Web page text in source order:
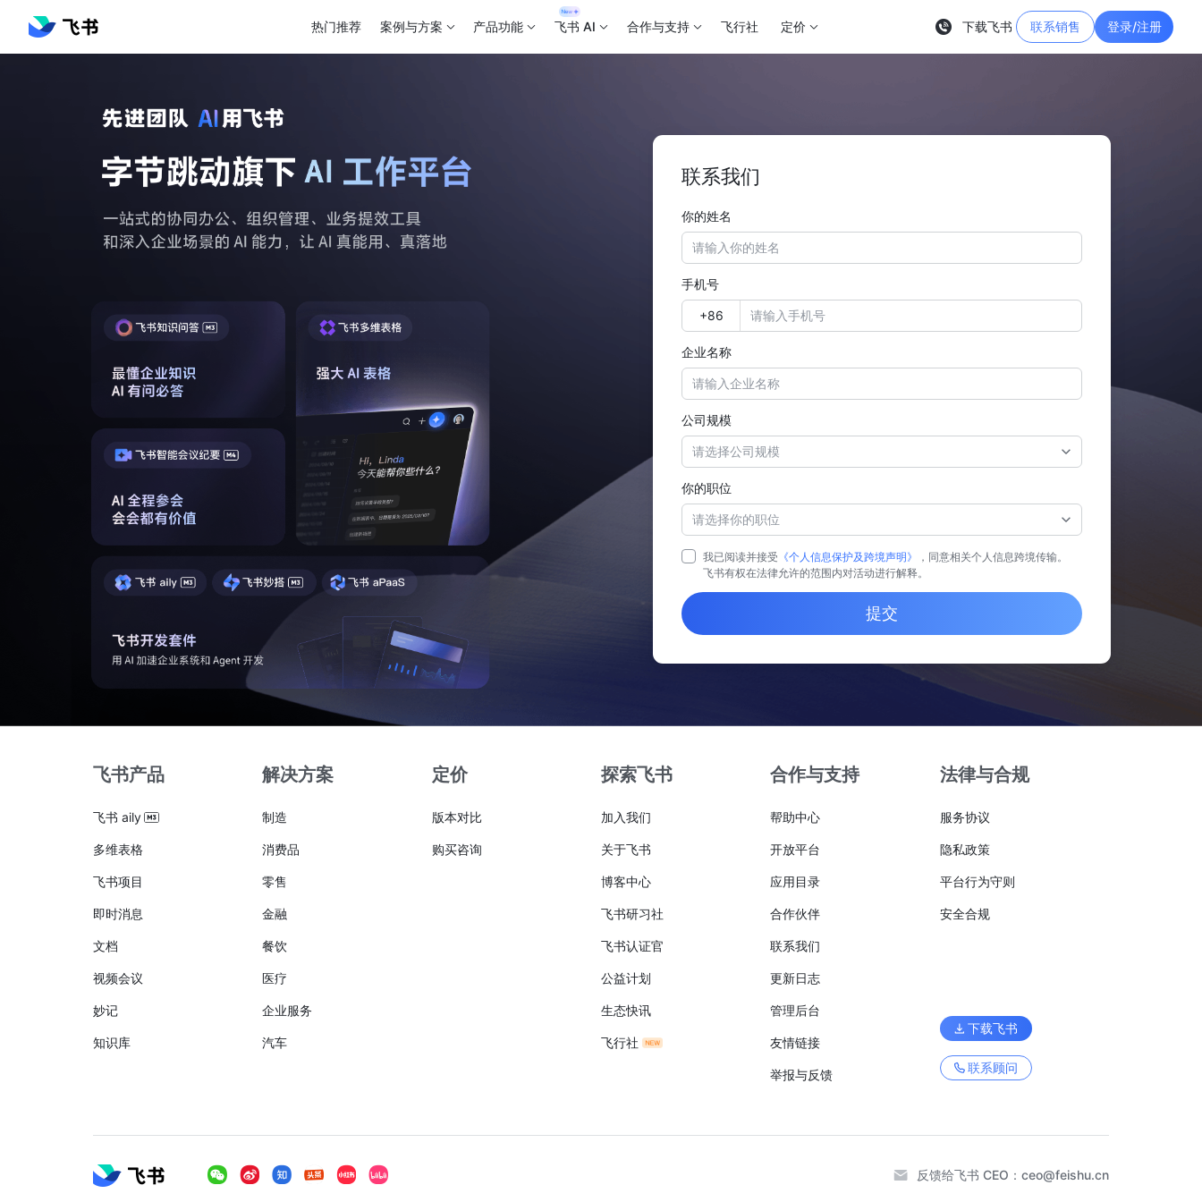
热门推荐 案例与方案 产品功能 飞书 AI 合作与支持 飞行社 定价 下载飞书 联系销售 登录/注册
联系我们
你的姓名
手机号
企业名称
公司规模
请选择公司规模
你的职位
请选择你的职位
我已阅读并接受 《个人信息保护及跨境声明》
，同意相关个人信息跨境传输。
飞书有权在法律允许的范围内对活动进行解释。
提交
飞书产品
飞书 aily
多维表格
飞书项目
即时消息
文档
视频会议
妙记
知识库
解决方案
制造
消费品
零售
金融
餐饮
医疗
企业服务
汽车
定价
版本对比
购买咨询
探索飞书
加入我们
关于飞书
博客中心
飞书研习社
飞书认证官
公益计划
生态快讯
飞行社
合作与支持
帮助中心
开放平台
应用目录
合作伙伴
联系我们
更新日志
管理后台
友情链接
举报与反馈
法律与合规
服务协议
隐私政策
平台行为守则
安全合规
下载飞书
联系顾问
反馈给飞书 CEO： ceo@feishu.cn